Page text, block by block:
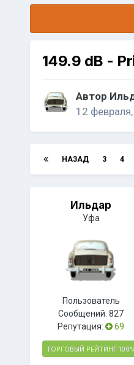
149.9 dB -
Автор
12
НАЗАД 3 4
Ильдар
Уфа
Пользователь
Сообщений:827
Репутация:
69
ТОРГОВЫЙ РЕЙТИНГ